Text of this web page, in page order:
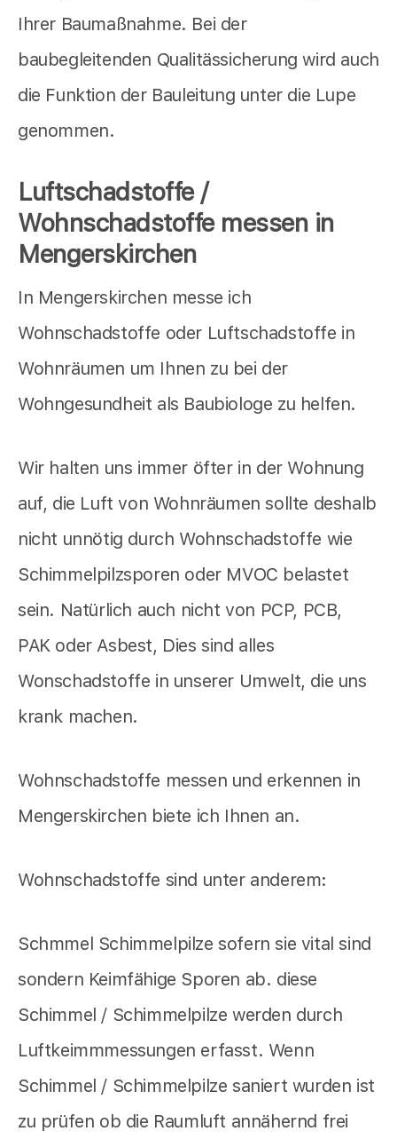
Ihrer Baumaßnahme. Bei der
baubegleitenden Qualitässicherung wird auch
die Funktion der Bauleitung unter die Lupe
genommen.
Luftschadstoffe /
Wohnschadstoffe messen in
Mengerskirchen
In Mengerskirchen messe ich
Wohnschadstoffe oder Luftschadstoffe in
Wohnräumen um Ihnen zu bei der
Wohngesundheit als Baubiologe zu helfen.
Wir halten uns immer öfter in der Wohnung
auf, die Luft von Wohnräumen sollte deshalb
nicht unnötig durch Wohnschadstoffe wie
Schimmelpilzsporen oder MVOC belastet
sein. Natürlich auch nicht von PCP, PCB,
PAK oder Asbest, Dies sind alles
Wonschadstoffe in unserer Umwelt, die uns
krank machen.
Wohnschadstoffe messen und erkennen in
Mengerskirchen biete ich Ihnen an.
Wohnschadstoffe sind unter anderem:
Schmmel Schimmelpilze sofern sie vital sind
sondern Keimfähige Sporen ab. diese
Schimmel / Schimmelpilze werden durch
Luftkeimmmessungen erfasst. Wenn
Schimmel / Schimmelpilze saniert wurden ist
zu prüfen ob die Raumluft annähernd frei